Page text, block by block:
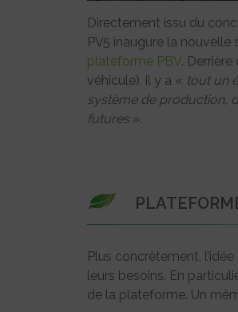
Directement issu du
PV5 inaugure la
plateforme PBV. Derrière
véhicule), il y a « tout un
système de production,
futures».
Plus concrètement,
leurs besoins. En
de la plateforme. Un